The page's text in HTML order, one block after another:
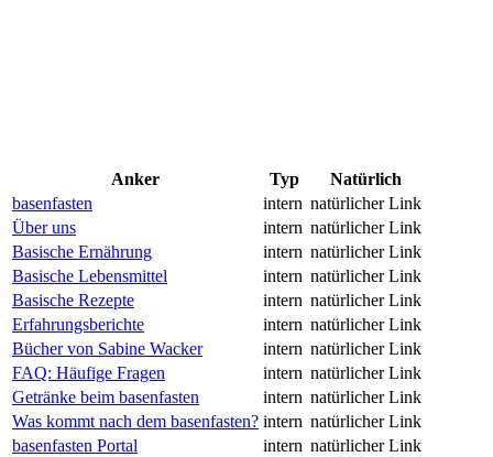
Anker Typ
Natürlich
basenfasten
intern natürlicher Link
Über uns
intern natürlicher Link
Basische Ernährung
intern natürlicher Link
Basische Lebensmittel
intern natürlicher Link
Basische Rezepte
intern natürlicher Link
Erfahrungsberichte
intern natürlicher Link
Bücher von Sabine Wacker
intern natürlicher Link
FAQ: Häufige Fragen
intern natürlicher Link
Getränke beim basenfasten
intern natürlicher Link
Was kommt nach dem basenfasten? intern natürlicher Link
basenfasten Portal
intern natürlicher Link